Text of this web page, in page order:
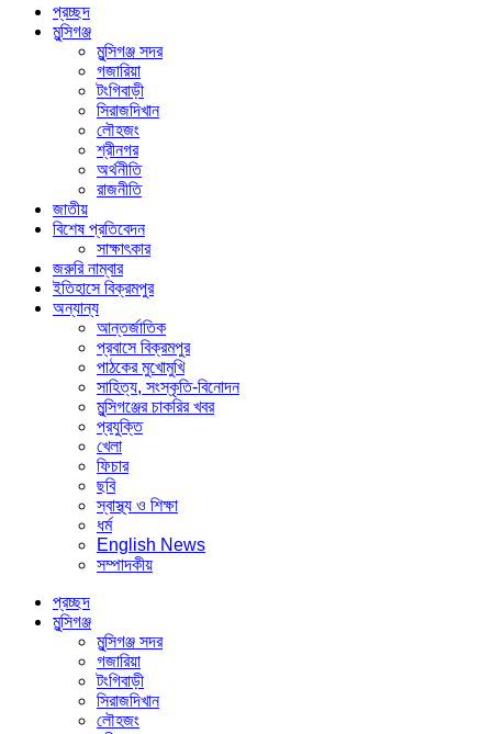
প্রচ্ছদ
মুন্সিগঞ্জ
মুন্সিগঞ্জ সদর
গজারিয়া
টংগিবাড়ী
সিরাজদিখান
লৌহজং
শ্রীনগর
অর্থনীতি
রাজনীতি
জাতীয়
বিশেষ প্রতিবেদন
সাক্ষাৎকার
জরুরি নাম্বার
ইতিহাসে বিক্রমপুর
অন্যান্য
আন্তর্জাতিক
প্রবাসে বিক্রমপুর
পাঠকের মুখোমুখি
সাহিত্য, সংস্কৃতি-বিনোদন
মুন্সিগঞ্জের চাকরির খবর
প্রযুক্তি
খেলা
ফিচার
ছবি
স্বাস্থ্য ও শিক্ষা
ধর্ম
English News
সম্পাদকীয়
প্রচ্ছদ
মুন্সিগঞ্জ
মুন্সিগঞ্জ সদর
গজারিয়া
টংগিবাড়ী
সিরাজদিখান
লৌহজং